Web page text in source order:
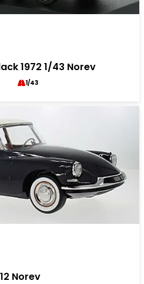
1972 1/43 Norev
1/43
Norev